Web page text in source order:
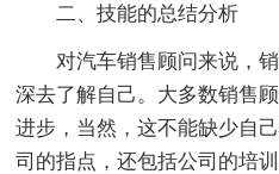
二、技能的总结分析
对汽车销售顾问来说，
深去了解自己。大多数销售
进步，当然，这不能缺少自
司的指点，还包括公司的培训